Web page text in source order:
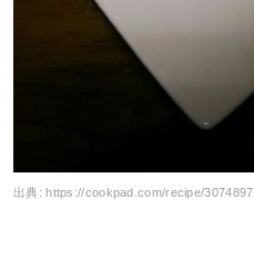
出典:https://cookpad.com/recipe/3074897